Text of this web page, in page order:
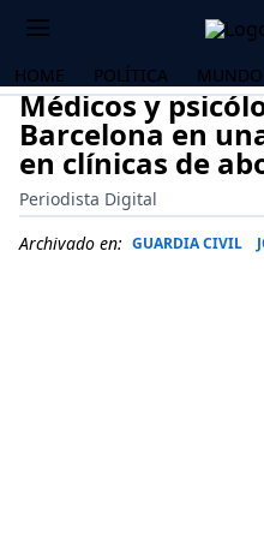
HOME POLÍTICA MUNDO
Médicos y
Barcelona en
en clínicas de
Periodista Digital
Archivado en: GUARDIA CIVIL